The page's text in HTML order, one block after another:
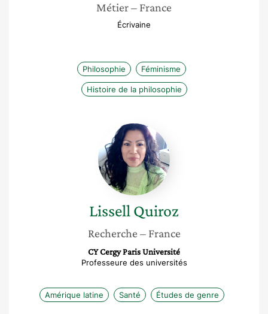
Métier– France
Écrivaine
Philosophie Féminisme
Histoire de la philosophie
Lissell
Quiroz
Lissell Quiroz
Recherche – France
CY Cergy Paris Université
Professeure des universités
Amérique latine Santé Études de genre